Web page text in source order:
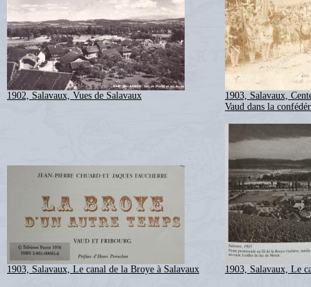
1902, Salavaux, Vues de Salavaux
1903, Salavaux,
Vaud dans la
1903, Salavaux, Le canal de la Broye à Salavaux 1903, Salavaux, Le